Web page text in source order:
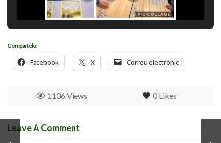
Compártelo:
Facebook X Correu electrònic
0 Likes
1136 Views
Leave A Comment